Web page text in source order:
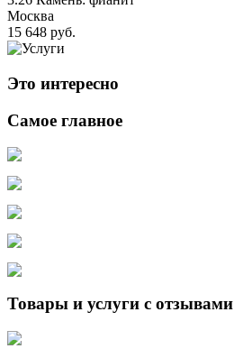
Москва
15 648 руб.
Это интересно
Самое главное
Товары и услуги с отзывами